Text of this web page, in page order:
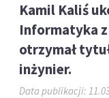
Kamil Kaliś
Informatyka
otrzymał
inżynier.
Data publikacji: